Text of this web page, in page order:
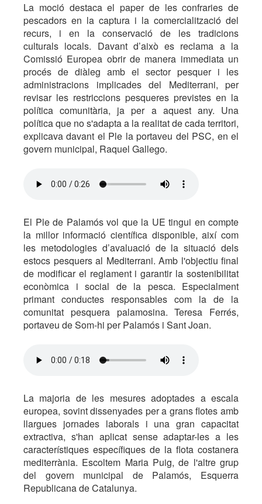
La moció destaca el paper de les confraries de
pescadors en la captura i la comercialització del
recurs, i en la conservació de les tradicions
culturals locals. Davant d’això es reclama a la
Comissió Europea obrir de manera immediata un
procés de diàleg amb el sector pesquer i les
administracions implicades del Mediterrani, per
revisar les restriccions pesqueres previstes en la
política comunitària, ja per a aquest any. Una
política que no s'adapta a la realitat de cada territori,
explicava davant el Ple la portaveu del PSC, en el
govern municipal, Raquel Gallego.
El Ple de Palamós vol que la UE tingui en compte
la millor informació científica disponible, així com
les metodologies d’avaluació de la situació dels
estocs pesquers al Mediterrani. Amb l'objectiu final
de modificar el reglament i garantir la sostenibilitat
econòmica i social de la pesca. Especialment
primant conductes responsables com la de la
comunitat pesquera palamosina. Teresa Ferrés,
portaveu de Som-hi per Palamós i Sant Joan.
La majoria de les mesures adoptades a escala
europea, sovint dissenyades per a grans flotes amb
llargues jornades laborals i una gran capacitat
extractiva, s'han aplicat sense adaptar-les a les
característiques específiques de la flota costanera
mediterrània. Escoltem Maria Puig, de l'altre grup
del govern municipal de Palamós, Esquerra
Republicana de Catalunya.